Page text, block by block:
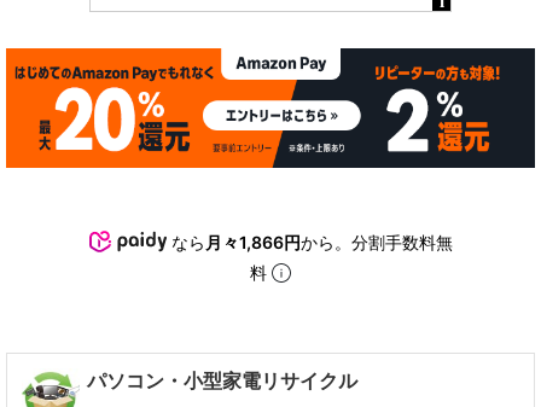
なら 月々1,866円から。分割手数料無
料
パソコン・小型家電リサイクル